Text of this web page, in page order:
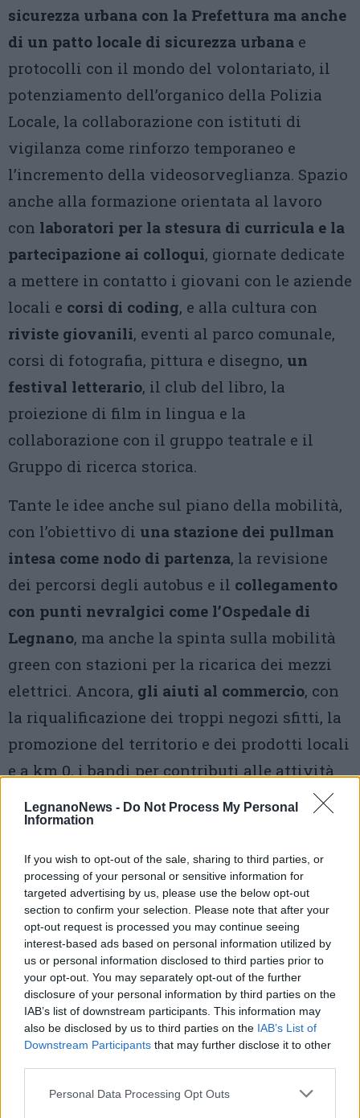
LegnanoNews - Do Not Process My Personal
Information
If you wish to opt-out of the sale, sharing to third parties, or
processing of your personal or sensitive information for
targeted advertising by us, please use the below opt-out
section to confirm your selection. Please note that after your
opt-out request is processed you may continue seeing
interest-based ads based on personal information utilized by
us or personal information disclosed to third parties prior to
your opt-out. You may separately opt-out of the further
disclosure of your personal information by third parties on the
IAB’s list of downstream participants. This information may
also be disclosed by us to third parties on the IAB’s List of
Downstream Participants that may further disclose it to other
Personal Data Processing Opt Outs
sicurezza urbana con la Prefettura ma anche
di un patto locale di sicurezza urbana e
protocolli con il mondo del volontariato, il
potenziamento dell’organico della Polizia
Locale, la collaborazione con istituti di
vigilanza come rinforzo temporaneo e
l’incremento della videosorveglianza. Spazio
anche alla formazione orientata al lavoro
con laboratori per la stesura di curricula e la
partecipazione ai colloqui, giornate dedicate
a mettere in contatto i giovani con le aziende
locali e corsi di coding, e alla cultura con
riviste giovanili, eventi al parco comunale,
corsi di fotografia, pittura e disegno, un
festival letterario, il club del libro, la
proiezione di film in lingua e la
collaborazione con il gruppo teatrale e il
Gruppo di ricerca storica.
Tante le idee anche sul piano della mobilità,
con l’obiettivo di una stazione dei pullman
intesa come nodo di partenza, la revisione
dei percorsi degli autobus e il collegamento
con punti nevralgici come l’Ospedale di
Legnano, ma anche la spinta sulla mobilità
green con stazioni per la ricarica dei mezzi
elettrici. Ancora, gli aiuti al commercio, con
la riqualificazione dei troppi negozi sfitti, la
promozione del territorio e dei prodotti locali
e a km 0, i bandi per contributi alle attività
commerciali, artigianali e agricole, la
crescita del comitato per l’interazione tra
operatori economici e sociali e
l’amministrazione, sportelli informativi per i
bandi e la diminuzione della TARI.
Nel programma di Insieme per Busto
rientrano poi l’attenzione all’ambiente– con
la cura del Parco del Roccolo e il
monitoraggio delle bonifiche alle ex cave di
Casorezzo e alla ex Rimoldi Necchi -,
l’istituzione di una consulta delle
associazioni, spazi per le realtà che si